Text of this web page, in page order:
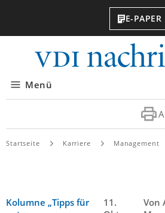
E-PAPER
Menü
Startseite Karriere Management
Kolumne „Tipps für
11.
Von